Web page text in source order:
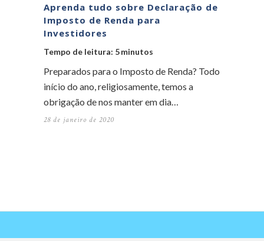
Aprenda tudo sobre Declaração de
Imposto de Renda para
Investidores
Tempo de leitura: 5minutos
Preparados para o Imposto de Renda? Todo
início do ano, religiosamente, temos a
obrigação de nos manter em dia…
28 de janeiro de 2020